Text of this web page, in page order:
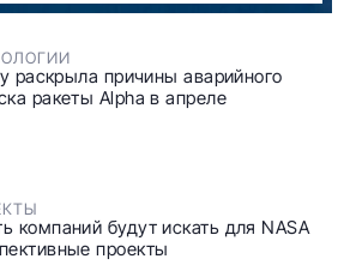
раскрыла причины аварийного
ракеты Alpha в апреле
компаний будут искать для NASA
проекты